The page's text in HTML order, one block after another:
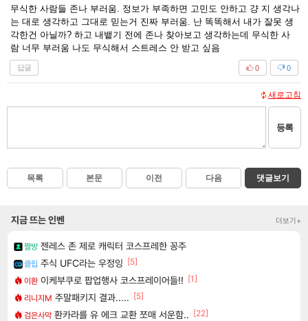
무식한 사람들 존나 부러움. 정보가 부족하면 고민도 안하고 걍 지 생각나
는 대로 생각하고 그대로 믿는거 진짜 부러움. 난 똑똑해서 내가 잘못 생
각한건 아닐까? 하고 내뱉기 전에 존나 찾아보고 생각하는데 무식한 사
람 너무 부러움 나도 무식해서 스트레스 안 받고 싶음
답글 0
0
새로고침
등록
목록 본문 이전 다음 댓글보기
지금 뜨는 인벤 더보기+
짤방 젠레스 존 제로 캐릭터 코스프레한 꽁주
클립 주식 UFC라는 우정잉 [5]
이환 이케부쿠로 팝업행사 코스프레이어들!! [1]
리니지M 주말패키지 결과..... [5]
검은사막 환카라를 유 에크 교환 쪼매 서운함.. [22]